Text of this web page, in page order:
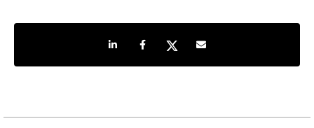
Share on LinkedIn
Share on Facebook
Share on TwitterShare by e-mail